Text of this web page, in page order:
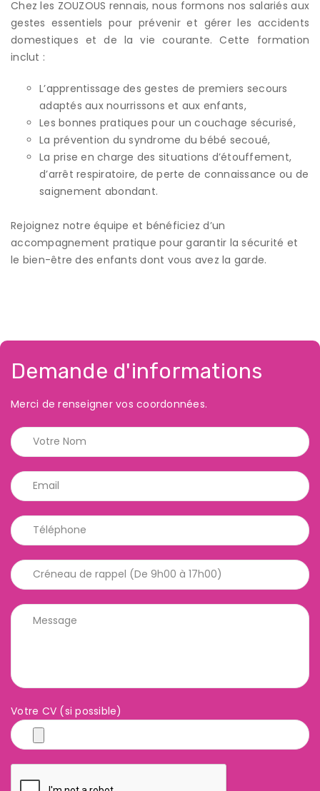
Chez les ZOUZOUS rennais, nous formons nos salariés aux
gestes essentiels pour prévenir et gérer les accidents
domestiques et de la vie courante. Cette formation
inclut :
L’apprentissage des gestes de premiers secours
adaptés aux nourrissons et aux enfants,
Les bonnes pratiques pour un couchage sécurisé,
La prévention du syndrome du bébé secoué,
La prise en charge des situations d’étouffement,
d’arrêt respiratoire, de perte de connaissance ou de
saignement abondant.
Rejoignez notre équipe et bénéficiez d’un
accompagnement pratique pour garantir la sécurité et
le bien-être des enfants dont vous avez la garde.
Demande d'informations
Merci de renseigner vos coordonnées.
Votre CV (si possible)